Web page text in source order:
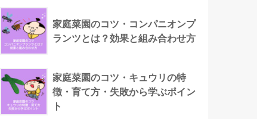
家庭菜園のコツ・コンパニオンプ
ランツとは？効果と組み合わせ方
家庭菜園のコツ・キュウリの特
徴・育て方・失敗から学ぶポイン
ト